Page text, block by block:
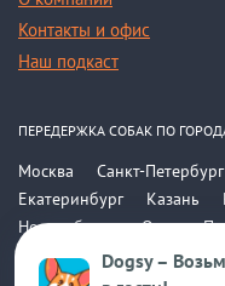
Dogsy –
Контакты и офис
Наш подкаст
ПЕРЕДЕРЖКА СОБАК ПО
Москва Санкт-Петербург
Екатеринбург
Казань
Новосибирск
Омск
Саратов
Уфа